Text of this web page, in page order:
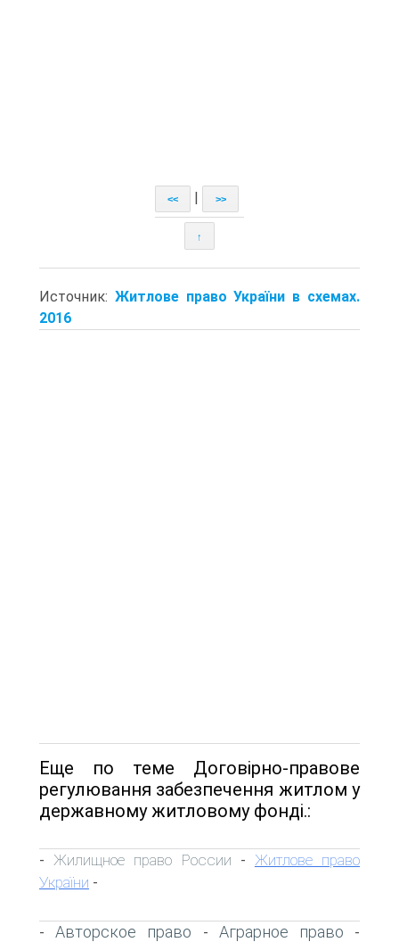
<< >>
↑
Источник: Житлове право України в схемах.
2016
Еще по теме Договірно-правове
регулювання забезпечення житлом у
державному житловому фонді.:
- Жилищное право России - Житлове право
України -
-Авторское право - Аграрное право -